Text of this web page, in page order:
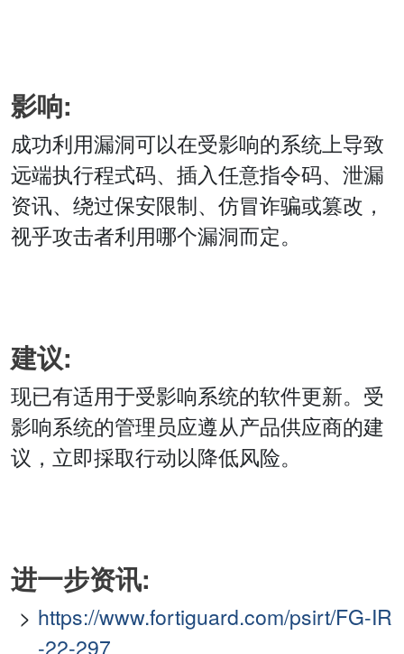
影响:
成功利用漏洞可以在受影响的系统上导致
远端执行程式码、插入任意指令码、泄漏
资讯、绕过保安限制、仿冒诈骗或篡改，
视乎攻击者利用哪个漏洞而定。
建议:
现已有适用于受影响系统的软件更新。受
影响系统的管理员应遵从产品供应商的建
议，立即採取行动以降低风险。
进一步资讯:
https://www.fortiguard.com/psirt/FG-IR
-22-297